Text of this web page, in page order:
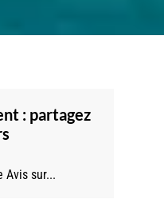
: partagez
Avis sur...